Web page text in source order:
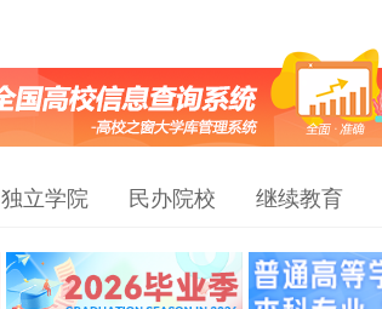
独立学院 民办院校 继续教育